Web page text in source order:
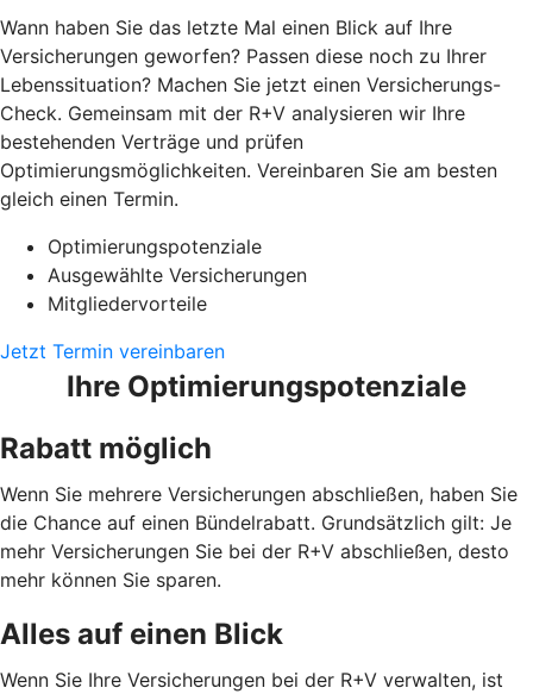
Wann haben Sie das letzte Mal einen Blick auf Ihre
Versicherungen geworfen? Passen diese noch zu Ihrer
Lebenssituation? Machen Sie jetzt einen Versicherungs-
Check. Gemeinsam mit der R+V analysieren wir Ihre
bestehenden Verträge und prüfen
Optimierungsmöglichkeiten. Vereinbaren Sie am besten
gleich einen Termin.
Optimierungspotenziale
Ausgewählte Versicherungen
Mitgliedervorteile
Jetzt Termin vereinbaren
Ihre Optimierungspotenziale
Rabatt möglich
Wenn Sie mehrere Versicherungen abschließen, haben Sie
die Chance auf einen Bündelrabatt. Grundsätzlich gilt: Je
mehr Versicherungen Sie bei der R+V abschließen, desto
mehr können Sie sparen.
Alles auf einen Blick
Wenn Sie Ihre Versicherungen bei der R+V verwalten, ist